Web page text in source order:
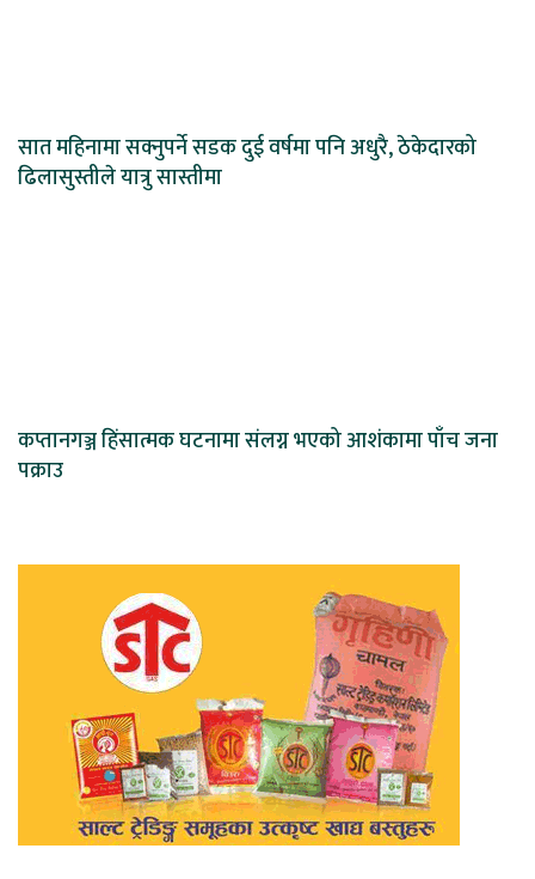
सात महिनामा सक्नुपर्ने सडक दुई वर्षमा पनि अधुरै, ठेकेदारको
ढिलासुस्तीले यात्रु सास्तीमा
कप्तानगञ्ज हिंसात्मक घटनामा संलग्न भएको आशंकामा पाँच जना
पक्राउ